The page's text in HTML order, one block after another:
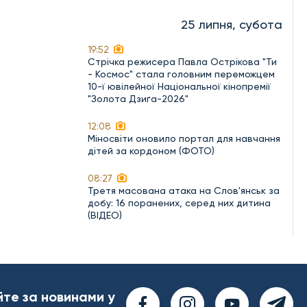
25 липня, субота
19:52
Стрічка режисера Павла Острікова "Ти
- Космос" стала головним переможцем
10-ї ювілейної Національної кінопремії
"Золота Дзиґа-2026"
12:08
Міносвіти оновило портал для навчання
дітей за кордоном (ФОТО)
08:27
Третя масована атака на Слов'янськ за
добу: 16 поранених, серед них дитина
(ВІДЕО)
за новинами у